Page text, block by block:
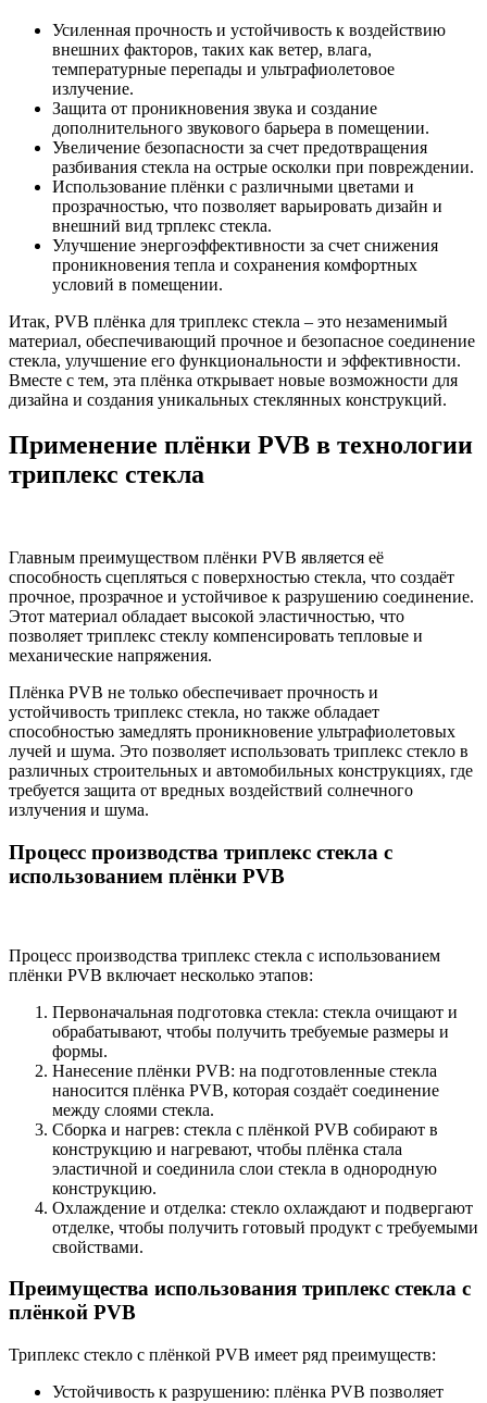
Усиленная прочность и устойчивость к воздействию
внешних факторов, таких как ветер, влага,
температурные перепады и ультрафиолетовое
излучение.
Защита от проникновения звука и создание
дополнительного звукового барьера в помещении.
Увеличение безопасности за счет предотвращения
разбивания стекла на острые осколки при повреждении.
Использование плёнки с различными цветами и
прозрачностью, что позволяет варьировать дизайн и
внешний вид трплекс стекла.
Улучшение энергоэффективности за счет снижения
проникновения тепла и сохранения комфортных
условий в помещении.
Итак, PVB плёнка для триплекс стекла – это незаменимый
материал, обеспечивающий прочное и безопасное соединение
стекла, улучшение его функциональности и эффективности.
Вместе с тем, эта плёнка открывает новые возможности для
дизайна и создания уникальных стеклянных конструкций.
Применение плёнки PVB в технологии
триплекс стекла
Главным преимуществом плёнки PVB является её
способность сцепляться с поверхностью стекла, что создаёт
прочное, прозрачное и устойчивое к разрушению соединение.
Этот материал обладает высокой эластичностью, что
позволяет триплекс стеклу компенсировать тепловые и
механические напряжения.
Плёнка PVB не только обеспечивает прочность и
устойчивость триплекс стекла, но также обладает
способностью замедлять проникновение ультрафиолетовых
лучей и шума. Это позволяет использовать триплекс стекло в
различных строительных и автомобильных конструкциях, где
требуется защита от вредных воздействий солнечного
излучения и шума.
Процесс производства триплекс стекла с
использованием плёнки PVB
Процесс производства триплекс стекла с использованием
плёнки PVB включает несколько этапов:
Первоначальная подготовка стекла: стекла очищают и
обрабатывают, чтобы получить требуемые размеры и
формы.
Нанесение плёнки PVB: на подготовленные стекла
наносится плёнка PVB, которая создаёт соединение
между слоями стекла.
Сборка и нагрев: стекла с плёнкой PVB собирают в
конструкцию и нагревают, чтобы плёнка стала
эластичной и соединила слои стекла в однородную
конструкцию.
Охлаждение и отделка: стекло охлаждают и подвергают
отделке, чтобы получить готовый продукт с требуемыми
свойствами.
Преимущества использования триплекс стекла с
плёнкой PVB
Триплекс стекло с плёнкой PVB имеет ряд преимуществ:
Устойчивость к разрушению: плёнка PVB позволяет